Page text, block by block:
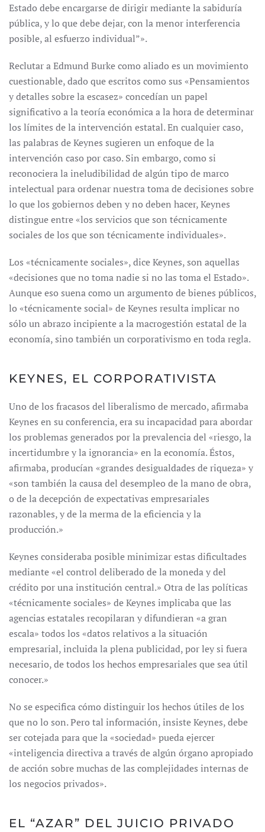
Estado debe encargarse de dirigir mediante la sabiduría
pública, y lo que debe dejar, con la menor interferencia
posible, al esfuerzo individual”».
Reclutar a Edmund Burke como aliado es un movimiento
cuestionable, dado que escritos como sus «Pensamientos
y detalles sobre la escasez» concedían un papel
significativo a la teoría económica a la hora de determinar
los límites de la intervención estatal. En cualquier caso,
las palabras de Keynes sugieren un enfoque de la
intervención caso por caso. Sin embargo, como si
reconociera la ineludibilidad de algún tipo de marco
intelectual para ordenar nuestra toma de decisiones sobre
lo que los gobiernos deben y no deben hacer, Keynes
distingue entre «los servicios que son técnicamente
sociales de los que son técnicamente individuales».
Los «técnicamente sociales», dice Keynes, son aquellas
«decisiones que no toma nadie si no las toma el Estado».
Aunque eso suena como un argumento de bienes públicos,
lo «técnicamente social» de Keynes resulta implicar no
sólo un abrazo incipiente a la macrogestión estatal de la
economía, sino también un corporativismo en toda regla.
KEYNES, EL CORPORATIVISTA
Uno de los fracasos del liberalismo de mercado, afirmaba
Keynes en su conferencia, era su incapacidad para abordar
los problemas generados por la prevalencia del «riesgo, la
incertidumbre y la ignorancia» en la economía. Éstos,
afirmaba, producían «grandes desigualdades de riqueza» y
«son también la causa del desempleo de la mano de obra,
o de la decepción de expectativas empresariales
razonables, y de la merma de la eficiencia y la
producción.»
Keynes consideraba posible minimizar estas dificultades
mediante «el control deliberado de la moneda y del
crédito por una institución central.» Otra de las políticas
«técnicamente sociales» de Keynes implicaba que las
agencias estatales recopilaran y difundieran «a gran
escala» todos los «datos relativos a la situación
empresarial, incluida la plena publicidad, por ley si fuera
necesario, de todos los hechos empresariales que sea útil
conocer.»
No se especifica cómo distinguir los hechos útiles de los
que no lo son. Pero tal información, insiste Keynes, debe
ser cotejada para que la «sociedad» pueda ejercer
«inteligencia directiva a través de algún órgano apropiado
de acción sobre muchas de las complejidades internas de
los negocios privados».
EL “AZAR” DEL JUICIO PRIVADO